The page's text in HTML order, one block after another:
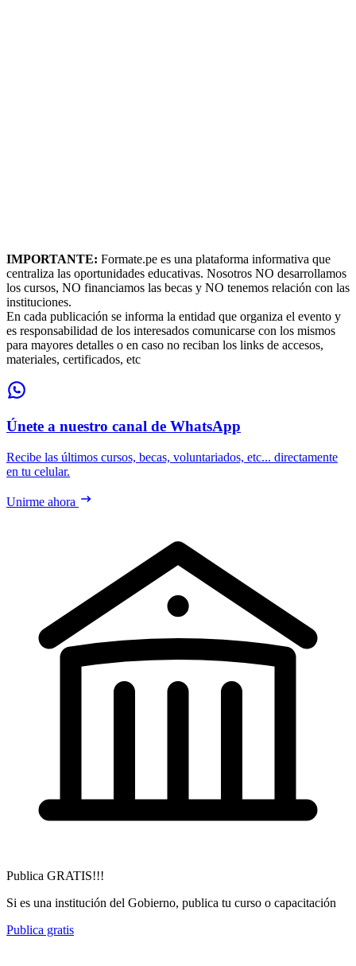
IMPORTANTE: Formate.pe es una plataforma informativa que
centraliza las oportunidades educativas. Nosotros NO desarrollamos
los cursos, NO financiamos las becas y NO tenemos relación con las
instituciones.
En cada publicación se informa la entidad que organiza el evento y
es responsabilidad de los interesados comunicarse con los mismos
para mayores detalles o en caso no reciban los links de accesos,
materiales, certificados, etc
Únete a nuestro canal de WhatsApp
Recibe las últimos cursos, becas, voluntariados, etc... directamente
en tu celular.
Unirme ahora
Publica GRATIS!!!
Si es una institución del Gobierno, publica tu curso o capacitación
Publica gratis